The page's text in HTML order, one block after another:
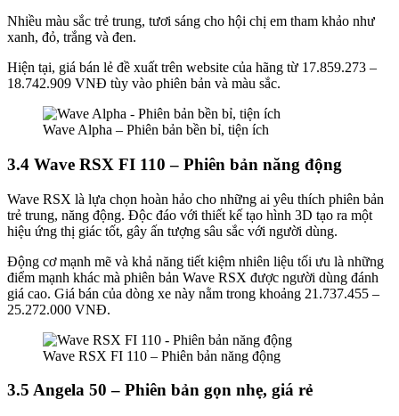
Nhiều màu sắc trẻ trung, tươi sáng cho hội chị em tham khảo như
xanh, đỏ, trắng và đen.
Hiện tại, giá bán lẻ đề xuất trên website của hãng từ 17.859.273 –
18.742.909 VNĐ tùy vào phiên bản và màu sắc.
Wave Alpha – Phiên bản bền bỉ, tiện ích
3.4 Wave RSX FI 110 – Phiên bản năng động
Wave RSX là lựa chọn hoàn hảo cho những ai yêu thích phiên bản
trẻ trung, năng động. Độc đáo với thiết kế tạo hình 3D tạo ra một
hiệu ứng thị giác tốt, gây ấn tượng sâu sắc với người dùng.
Động cơ mạnh mẽ và khả năng tiết kiệm nhiên liệu tối ưu là những
điểm mạnh khác mà phiên bản Wave RSX được người dùng đánh
giá cao. Giá bán của dòng xe này nằm trong khoảng 21.737.455 –
25.272.000 VNĐ.
Wave RSX FI 110 – Phiên bản năng động
3.5 Angela 50 – Phiên bản gọn nhẹ, giá rẻ